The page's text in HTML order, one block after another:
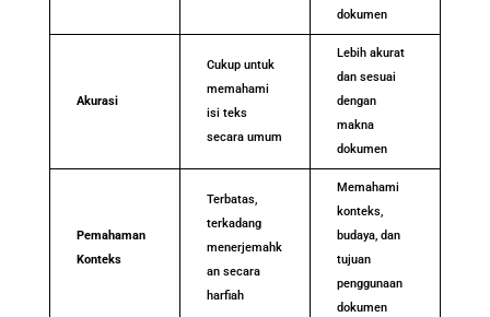
dokumen
Akurasi
Cukup untuk
memahami
isi teks
secara umum
Lebih akurat
dan sesuai
dengan
makna
dokumen
Pemahaman
Konteks
Terbatas,
terkadang
menerjemahk
an secara
harfiah
Memahami
konteks,
budaya, dan
tujuan
penggunaan
dokumen